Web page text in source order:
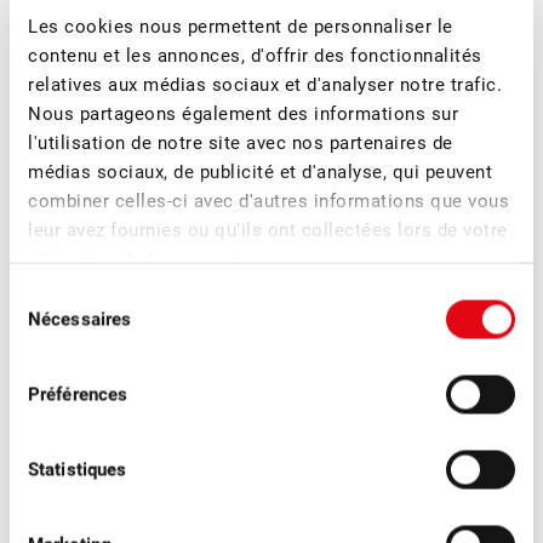
Les cookies nous permettent de personnaliser le
contenu et les annonces, d'offrir des fonctionnalités
relatives aux médias sociaux et d'analyser notre trafic.
Nous partageons également des informations sur
l'utilisation de notre site avec nos partenaires de
médias sociaux, de publicité et d'analyse, qui peuvent
combiner celles-ci avec d'autres informations que vous
leur avez fournies ou qu'ils ont collectées lors de votre
Nécessaires
Préférences
Statistiques
Plus d'actualités
22.07.2026 ■ Recherche et développement